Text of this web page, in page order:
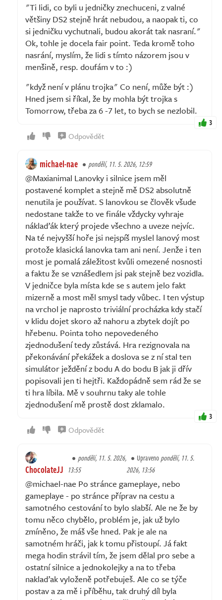
"Ti lidi, co byli u jedničky znechuceni, z valné
většiny DS2 stejně hrát nebudou, a naopak ti, co
si jedničku vychutnali, budou akorát tak nasraní."
Ok, tohle je docela fair point. Teda kromě toho
nasrání, myslím, že lidi s tímto názorem jsou v
menšině, resp. doufám v to :)
"když není v plánu trojka" Co není, může být :)
Hned jsem si říkal, že by mohla být trojka s
Tomorrow, třeba za 6 -7 let, to bych se nezlobil.
3
Odpovědět
michael-nae pondělí, 11. 5. 2026, 12:59
@Maxianimal Lanovky i silnice jsem měl
postavené komplet a stejně mě DS2 absolutně
nenutila je používat. S lanovkou se člověk všude
nedostane takže to ve finále vždycky vyhraje
náklaďák který projede všechno a uveze nejvíc.
Na té nejvyšší hoře jsi nejspíš myslel lanový most
protože klasická lanovka tam ani není. Jenže i ten
most je pomalá záležitost kvůli omezené nosnosti
a faktu že se vznášedlem jsi pak stejně bez vozidla.
V jedničce byla místa kde se s autem jelo fakt
mizerně a most měl smysl tady vůbec. I ten výstup
na vrchol je naprosto triviální procházka kdy stačí
v klidu dojet skoro až nahoru a zbytek dojít po
hřebenu. Pointa toho nepovedeného
zjednodušení tedy zůstává. Hra rezignovala na
překonávání překážek a doslova se z ní stal ten
simulátor ježdění z bodu A do bodu B jak ji dřív
popisovali jen ti hejtři. Každopádně sem rád že se
ti hra líbila. Mě v souhrnu taky ale tohle
zjednodušení mě prostě dost zklamalo.
3
Odpovědět
ChocolateJJ
pondělí, 11. 5. 2026,
13:55
Upravenopondělí, 11. 5.
2026, 13:56
@michael-nae Po stránce gameplaye, nebo
gameplaye - po stránce příprav na cestu a
samotného cestování to bylo slabší. Ale ne že by
tomu něco chybělo, problém je, jak už bylo
zmíněno, že máš vše hned. Pak je ale na
samotném hráči, jak k tomu přistoupí. Já fakt
mega hodin strávil tím, že jsem dělal pro sebe a
ostatní silnice a jednokolejky a na to třeba
naklaďak vyloženě potřebuješ. Ale co se týče
postav a za mě i příběhu, tak druhý díl byla